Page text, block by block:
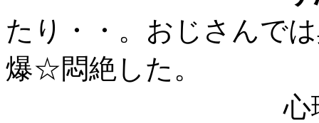
たり・・。おじさんで
爆☆悶絶した。
心理大当た